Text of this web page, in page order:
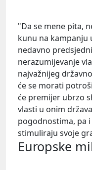
"Da se mene pita,
kunu na kampanju
nedavno
nerazumijevanje
najvažnijeg
će se morati
će premijer ubrzo
vlasti u onim
pogodnostima, pa
stimuliraju svoje
Europske